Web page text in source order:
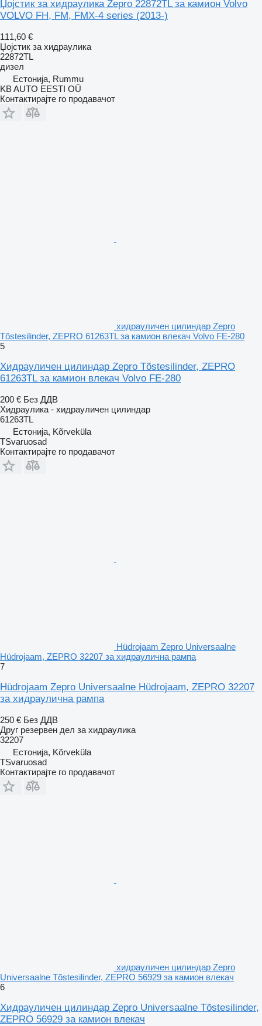
Џојстик за хидраулика Zepro 22872TL за камион Volvo
VOLVO FH, FM, FMX-4 series (2013-)
111,60 €
Џојстик за хидраулика
22872TL
дизел
Естонија, Rummu
KB AUTO EESTI OÜ
Контактирајте го продавачот
хидрауличен цилиндар Zepro
Tõstesilinder, ZEPRO 61263TL за камион влекач Volvo FE-280
5
Хидрауличен цилиндар Zepro Tõstesilinder, ZEPRO
61263TL за камион влекач Volvo FE-280
200 € Без ДДВ
Хидраулика - хидрауличен цилиндар
61263TL
Естонија, Kõrveküla
TSvaruosad
Контактирајте го продавачот
Hüdrojaam Zepro Universaalne
Hüdrojaam, ZEPRO 32207 за хидраулична рампа
7
Hüdrojaam Zepro Universaalne Hüdrojaam, ZEPRO 32207
за хидраулична рампа
250 € Без ДДВ
Друг резервен дел за хидраулика
32207
Естонија, Kõrveküla
TSvaruosad
Контактирајте го продавачот
хидрауличен цилиндар Zepro
Universaalne Tõstesilinder, ZEPRO 56929 за камион влекач
6
Хидрауличен цилиндар Zepro Universaalne Tõstesilinder,
ZEPRO 56929 за камион влекач